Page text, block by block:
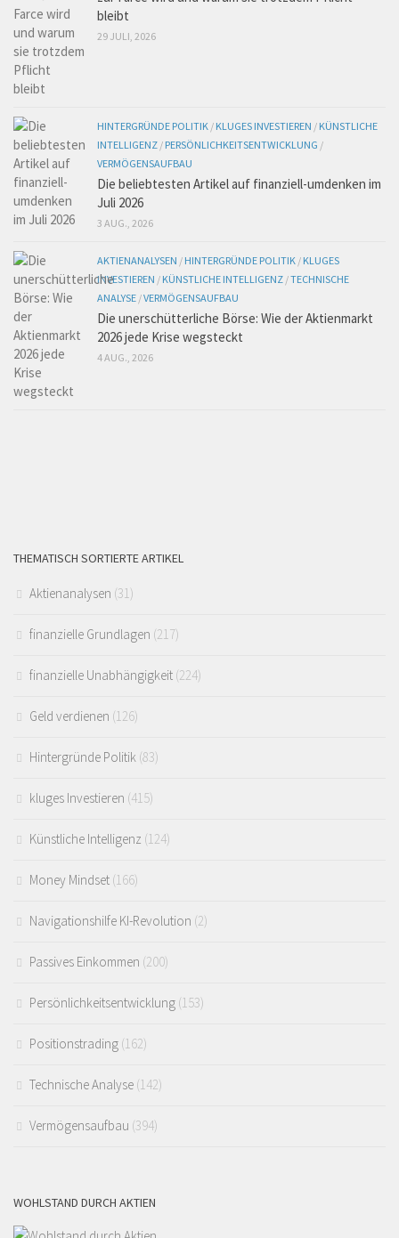
bleibt
29 JULI, 2026
HINTERGRÜNDE POLITIK / KLUGES INVESTIEREN / KÜNSTLICHE
INTELLIGENZ / PERSÖNLICHKEITSENTWICKLUNG /
VERMÖGENSAUFBAU
Die beliebtesten Artikel auf finanziell-umdenken im
Juli 2026
3 AUG., 2026
AKTIENANALYSEN / HINTERGRÜNDE POLITIK / KLUGES
INVESTIEREN / KÜNSTLICHE INTELLIGENZ /TECHNISCHE
ANALYSE /VERMÖGENSAUFBAU
Die unerschütterliche Börse: Wie der Aktienmarkt
2026 jede Krise wegsteckt
4 AUG., 2026
THEMATISCH SORTIERTE ARTIKEL
Aktienanalysen (31)
finanzielle Grundlagen (217)
finanzielle Unabhängigkeit (224)
Geld verdienen (126)
Hintergründe Politik (83)
kluges Investieren (415)
Künstliche Intelligenz (124)
Money Mindset (166)
Navigationshilfe KI-Revolution (2)
Passives Einkommen (200)
Persönlichkeitsentwicklung (153)
Positionstrading (162)
Technische Analyse (142)
Vermögensaufbau (394)
WOHLSTAND DURCH AKTIEN